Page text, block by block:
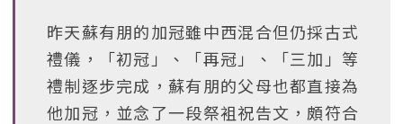
昨天蘇有朋的加冠雖中西混合但仍採古式
禮儀，「初冠」、「再冠」、「三加」等
禮制逐步完成，蘇有朋的父母也都直接為
他加冠，並念了一段祭袓祝告文，頗符合